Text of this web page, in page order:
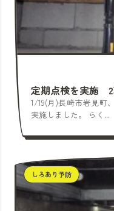
定期点検を実施
1/19(月)長崎市岩見町
実施しました。 らく...
しろあり予防